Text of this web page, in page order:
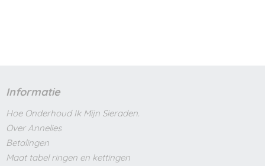
Informatie
Hoe Onderhoud Ik Mijn Sieraden.
Over Annelies
Betalingen
Maat tabel ringen en kettingen